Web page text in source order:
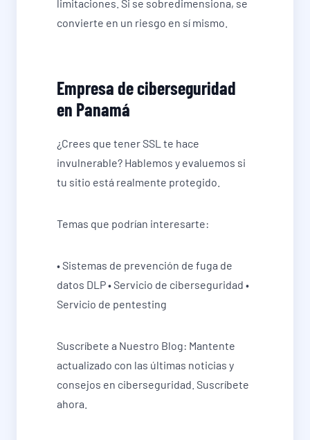
limitaciones. Si se sobredimensiona, se
convierte en un riesgo en sí mismo.
Empresa de ciberseguridad
en Panamá
¿Crees que tener SSL te hace
invulnerable? Hablemos y evaluemos si
tu sitio está realmente protegido.
Temas que podrían interesarte:
• Sistemas de prevención de fuga de
datos DLP • Servicio de ciberseguridad •
Servicio de pentesting
Suscríbete a Nuestro Blog: Mantente
actualizado con las últimas noticias y
consejos en ciberseguridad. Suscríbete
ahora.